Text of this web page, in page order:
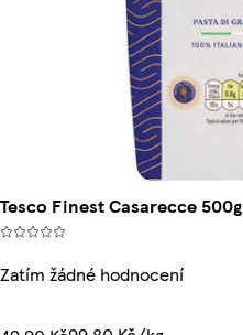
Tesco Finest Casarecce 500g
Zatím žádné hodnocení